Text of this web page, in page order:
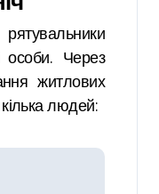
особи. Через
житлових
людей: